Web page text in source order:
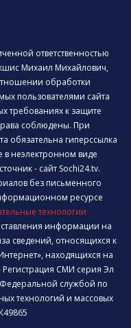
ответственностью
Михаил Михайлович,
обработки
пользователями сайта
требованиях к защите
соблюдены. При
обязательна гиперссылка
в неэлектронном виде
- сайт Sochi24.tv.
без письменного
ресурсе
технологии
информации на
сведений, относящихся к
находящихся на
СМИ серия Эл
службой по
технологий и массовых